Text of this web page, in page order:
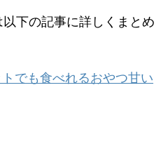
下の記事に詳しくまとめ
でも食べれるおやつ甘い